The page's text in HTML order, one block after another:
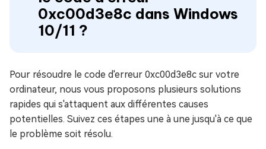
0xc00d3e8c dans Windows
10/11 ?
Pour résoudre le code d'erreur 0xc00d3e8c sur votre
ordinateur, nous vous proposons plusieurs solutions
rapides qui s'attaquent aux différentes causes
potentielles. Suivez ces étapes une à une jusqu'à ce que
le problème soit résolu.